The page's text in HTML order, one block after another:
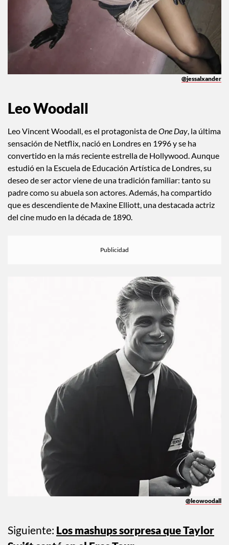
@jessalxander
Leo Woodall
Leo Vincent Woodall, es el protagonista deOne Day , la última
sensación de Netflix, nació en Londres en 1996 y se ha
convertido en la más reciente estrella de Hollywood. Aunque
estudió en la Escuela de Educación Artística de Londres, su
deseo de ser actor viene de una tradición familiar: tanto su
padre como su abuela son actores. Además, ha compartido
que es descendiente de Maxine Elliott, una destacada actriz
del cine mudo en la década de 1890.
@leowoodall
Siguiente: Los mashups sorpresa que Taylor